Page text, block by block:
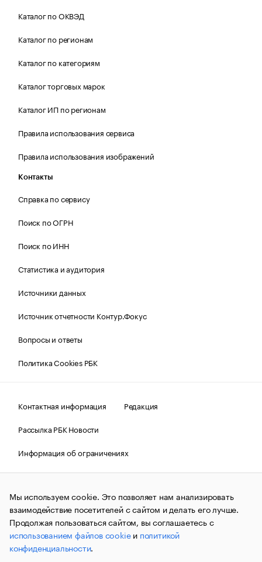
Каталог по ОКВЭД
Каталог по регионам
Каталог по категориям
Каталог торговых марок
Каталог ИП по регионам
Правила использования сервиса
Правила использования изображений
Контакты
Справка по сервису
Поиск по ОГРН
Поиск по ИНН
Статистика и аудитория
Источники данных
Источник отчетности Контур.Фокус
Вопросы и ответы
Политика Cookies РБК
Контактная информация
Редакция
Рассылка РБК Новости
Информация об ограничениях
Правовая информация
О соблюдении авторских прав
© АО «РОСБИЗНЕСКОНСАЛТИНГ»,1995–2026.Сообщения
и материалы информационного агентства «РБК»
(зарегистрировано Федеральной службой по надзору в сфере
связи, информационных технологий и массовых
коммуникаций (Роскомнадзор) 09.12.2015 за номером ИА
№ФС77-63848) сопровождаются пометкой «РБК». Отдельные
публикации могут содержать информацию,
Мы используем cookie. Это позволяет нам анализировать
взаимодействие посетителей с сайтом и делать его лучше.
Продолжая пользоваться сайтом, вы соглашаетесь с
использованием файлов cookieи политикой
конфиденциальности.